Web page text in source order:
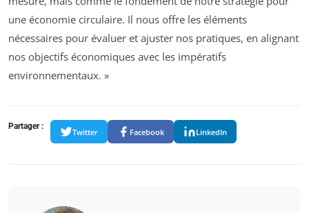
une économie circulaire. Il nous offre les éléments
nécessaires pour évaluer et ajuster nos pratiques, en alignant
nos objectifs économiques avec les impératifs
environnementaux. »
Partager :
Twitter Facebook LinkedIn